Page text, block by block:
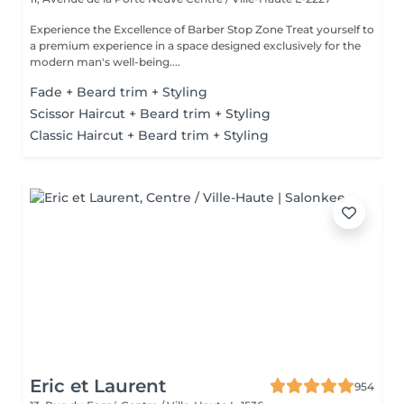
Experience the Excellence of Barber Stop Zone Treat yourself to
a premium experience in a space designed exclusively for the
modern man's well-being....
Fade + Beard trim + Styling
Scissor Haircut + Beard trim + Styling
Classic Haircut + Beard trim + Styling
Eric et Laurent
954